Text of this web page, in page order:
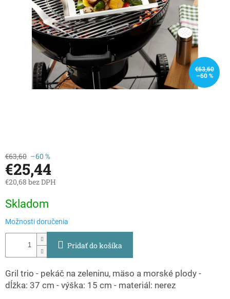
€63,60
–60 %
€63,60 –60 %
€25,44
€20,68 bez DPH
cena:
Skladom
Možnosti doručenia
Pridať do košíka
Gril trio - pekáč na zeleninu, mäso a morské plody -
dĺžka: 37 cm - výška: 15 cm - materiál: nerez